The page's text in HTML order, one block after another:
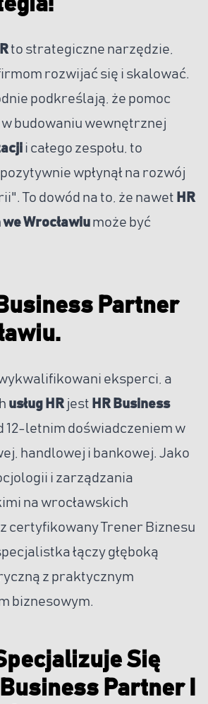
to strategiczne narzędzie,
rozwijać się i skalować.
podkreślają, że pomoc
budowaniu wewnętrznej
i całego zespołu, to
wpłynął na rozwój
To dowód na to, że nawet HR
Wrocławiu może być
Partner
wykwalifikowani eksperci, a
usług HRjest HR Business
12-letnim doświadczeniem w
handlowej i bankowej. Jako
i zarządzania
na wrocławskich
certyfikowany Trener Biznesu
łączy głęboką
z praktycznym
biznesowym.
Się
Partner I